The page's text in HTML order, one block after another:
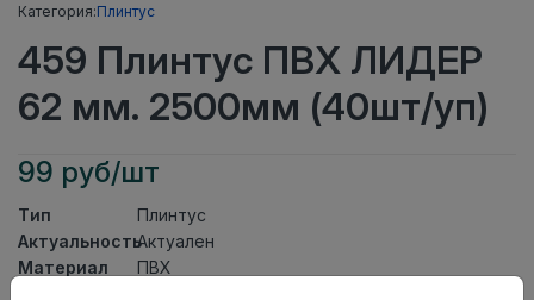
Категория:Плинтус
459 Плинтус ПВХ ЛИДЕР
62 мм. 2500мм (40шт/уп)
99 руб/шт
Тип
Плинтус
АктуальностьАктуален
Материал
ПВХ